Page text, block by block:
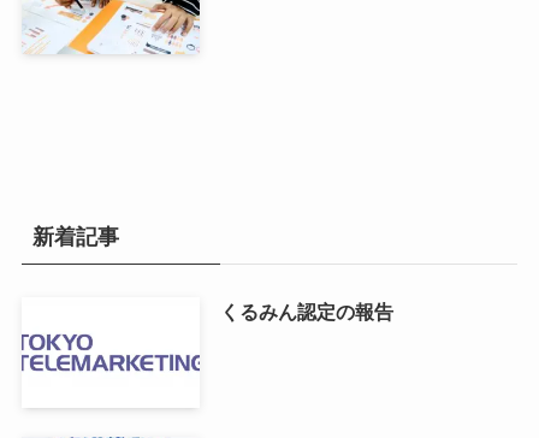
新着記事
くるみん認定の報告